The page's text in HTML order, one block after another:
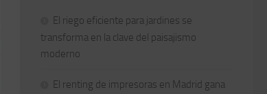
El riego eficiente para jardines se
transforma en la clave del paisajismo
moderno
El renting de impresoras en Madrid gana